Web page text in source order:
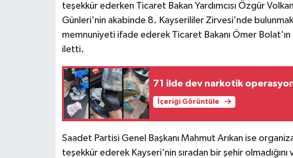
teşekkür ederken Ticaret Bakan Yardımcısı Özgür
Günleri'nin akabinde 8. Kayserililer Zirvesi'nde
memnuniyeti ifade ederek Ticaret Bakanı Ömer Bolat'ın
iletti.
71 ilde dev narkotik
İçeriği Görüntüle
Saadet Partisi Genel Başkanı Mahmut Arıkan ise
teşekkür ederek Kayseri'nin sıradan bir şehir